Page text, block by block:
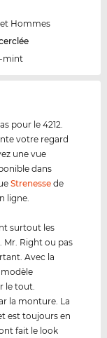
Hommes
mint
pour le 4212.
votre regard
une vue
dans
Strenesse de
ligne.
surtout les
Mr. Right ou pas
Avec la
modèle
le tout.
la monture. La
est toujours en
fait le look